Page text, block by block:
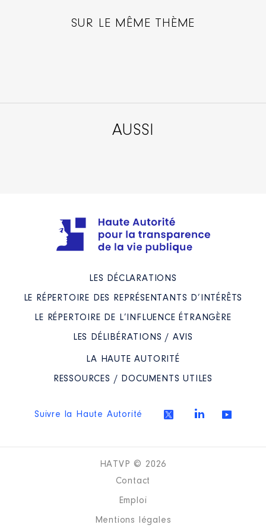
SUR LE MÊME THÈME
AUSSI
LES DÉCLARATIONS
LE RÉPERTOIRE DES REPRÉSENTANTS D’INTÉRÊTS
LE RÉPERTOIRE DE L’INFLUENCE ÉTRANGÈRE
LES DÉLIBÉRATIONS / AVIS
LA HAUTE AUTORITÉ
RESSOURCES / DOCUMENTS UTILES
Suivre la Haute Autorité
HATVP © 2026
Contact
Emploi
Mentions légales